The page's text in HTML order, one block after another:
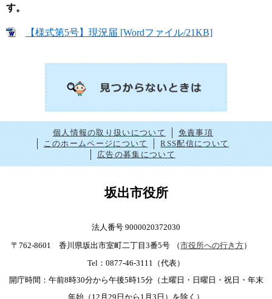
す。
【様式第5号】現況届 [Wordファイル/21KB]
個人情報の取り扱いについて
免責事項
このホームページについて
RSS配信について
広告の募集について
坂出市役所
法人番号 9000020372030
〒762-8601 香川県坂出市室町二丁目3番5号
（市役所への行き方）
Tel：0877-46-3111（代表）
開庁時間：午前8時30分から午後5時15分（土曜日・日曜日・祝日・年末
年始（12月29日から1月3日）を除く）